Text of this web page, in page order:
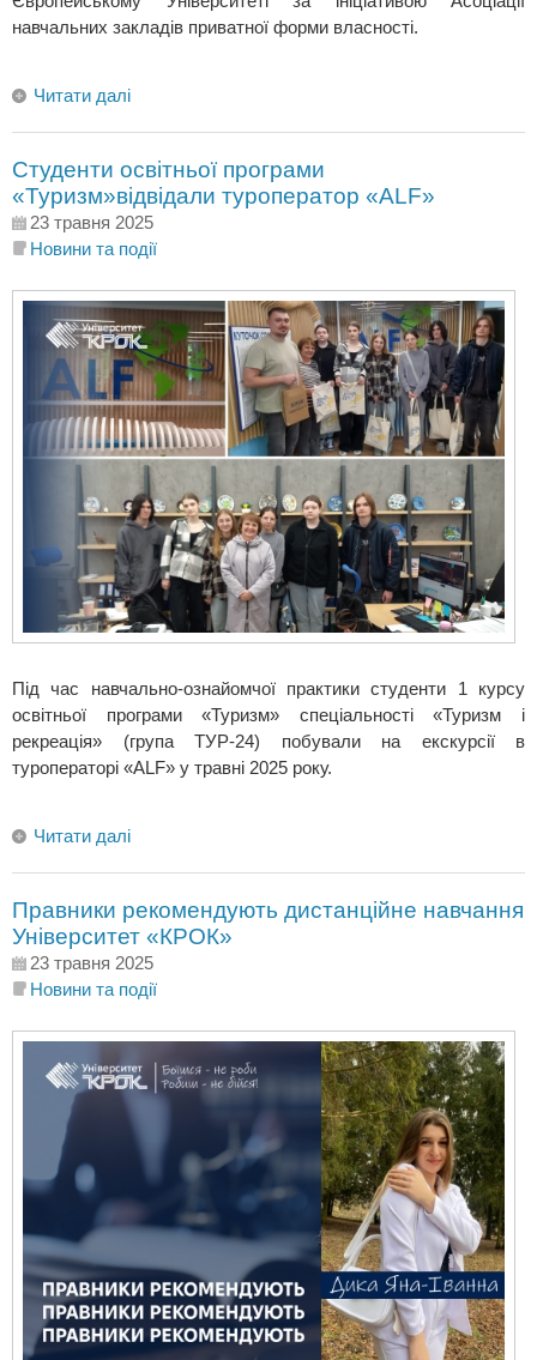
навчальних закладів приватної форми власності.
Читати далі
Студенти освітньої програми
«Туризм»відвідали туроператор «ALF»
23 травня 2025
Новини та події
Під час навчально-ознайомчої практики студенти 1 курсу
освітньої програми «Туризм» спеціальності «Туризм і
рекреація» (група ТУР-24) побували на екскурсії в
туроператорі «ALF» у травні 2025 року.
Читати далі
Правники рекомендують дистанційне навчання
Університет «КРОК»
23 травня 2025
Новини та події